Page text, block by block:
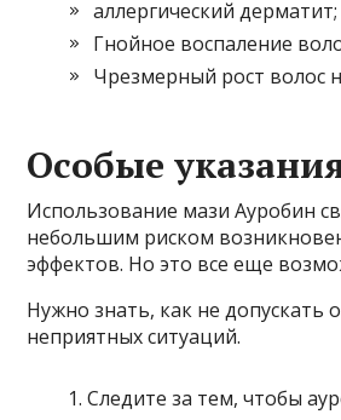
аллергический дерматит;
Гнойное воспаление
Чрезмерный рост волос
Особые
Использование мази Ауробин
небольшим риском
эффектов. Но это все еще
Нужно знать, как не допускать
неприятных ситуаций.
Следите за тем, чтобы